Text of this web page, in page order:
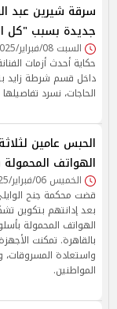
سرقة شيرين عبد
جديدة بسبب "كل
السبت 08/فبراير/2025 - 04:33 م
حكاية أحدث أزمات
داخل قسم شرطة زايد
الحاجات، نسرد
الحبس عامين
الهواتف
الخميس 06/فبراير/2025 - 04:51 م
قضت محكمة جنح
بعد إدانتهم
الهواتف المحمولة
بالقاهرة. تمكنت
واستعادة
المواطنين.